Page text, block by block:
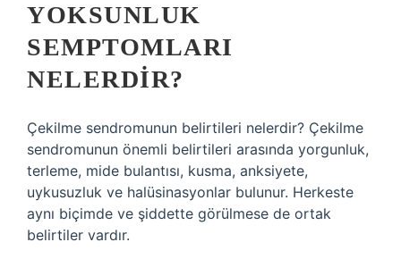
YOKSUNLUK
SEMPTOMLARI
NELERDIR?
Çekilme sendromunun belirtileri nelerdir? Çekilme
sendromunun önemli belirtileri arasında yorgunluk,
terleme, mide bulantısı, kusma, anksiyete,
uykusuzluk ve halüsinasyonlar bulunur. Herkeste
aynı biçimde ve şiddette görülmese de ortak
belirtiler vardır.